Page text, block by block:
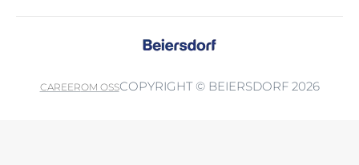
CAREEROM OSSCOPYRIGHT © BEIERSDORF 2026